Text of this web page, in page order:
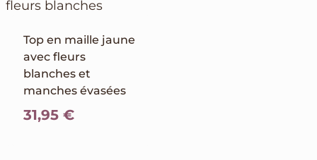
Top en maille jaune
avec fleurs
blanches et
manches évasées
31,95 €